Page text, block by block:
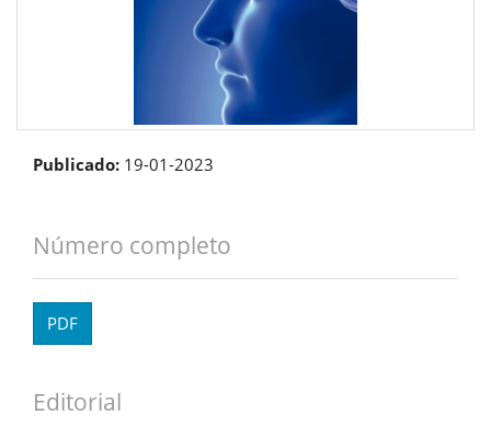
Publicado: 19-01-2023
Número completo
PDF
Editorial